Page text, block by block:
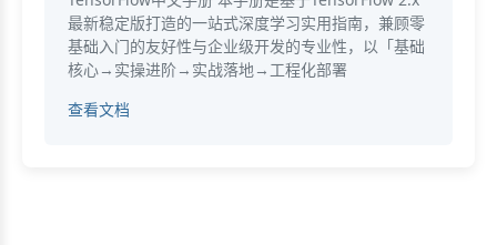
最新稳定版打造的一站式深度学习实用指南，兼顾零
基础入门的友好性与企业级开发的专业性，以「基础
核心→实操进阶→实战落地→工程化部署
查看文档